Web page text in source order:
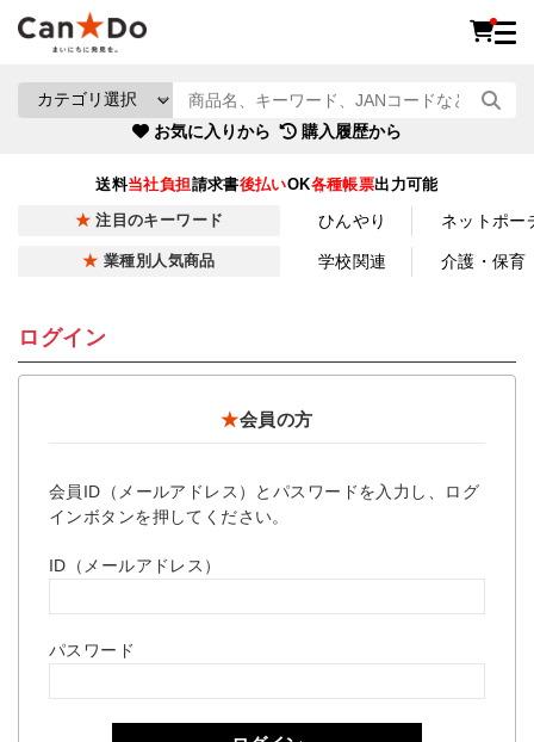
お気に入りから 購入履歴から
送料当社負担請求書後払いOK各種帳票出力可能
注目のキーワード ひんやり ネットポー
業種別人気商品 学校関連 介護・保育
ログイン
★会員の方
会員ID（メールアドレス）とパスワードを入力し、ログ
インボタンを押してください。
ID（メールアドレス）
パスワード